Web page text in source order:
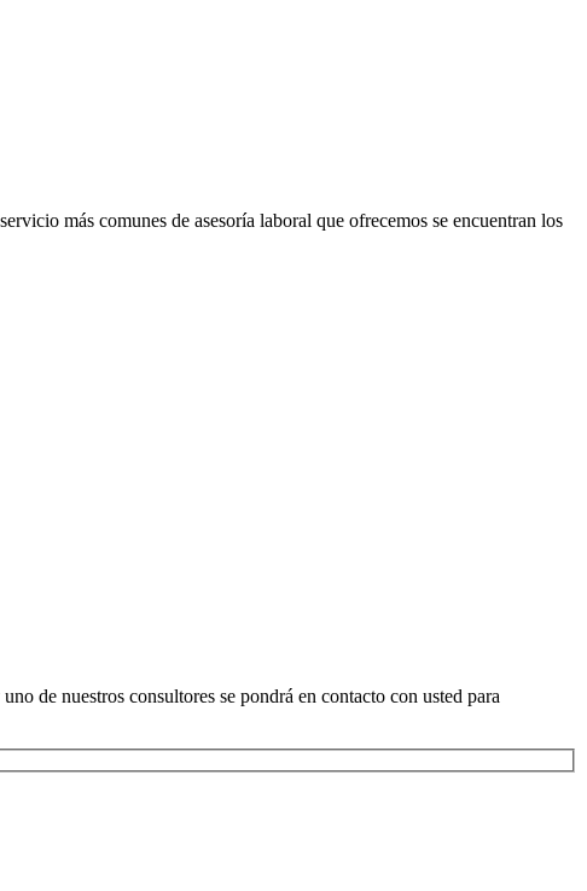
más comunes de asesoría laboral que ofrecemos se encuentran los
de nuestros consultores se pondrá en contacto con usted para